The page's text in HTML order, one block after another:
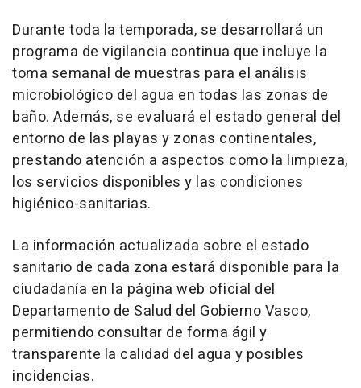
Durante toda la temporada, se desarrollará un
programa de vigilancia continua que incluye la
toma semanal de muestras para el análisis
microbiológico del agua en todas las zonas de
baño. Además, se evaluará el estado general del
entorno de las playas y zonas continentales,
prestando atención a aspectos como la limpieza,
los servicios disponibles y las condiciones
higiénico-sanitarias.
La información actualizada sobre el estado
sanitario de cada zona estará disponible para la
ciudadanía en la página web oficial del
Departamento de Salud del Gobierno Vasco,
permitiendo consultar de forma ágil y
transparente la calidad del agua y posibles
incidencias.